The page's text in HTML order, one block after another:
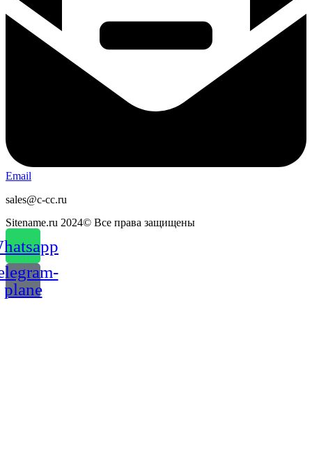
Email
sales@c-cc.ru
Sitename.ru 2024© Все права защищены
plane